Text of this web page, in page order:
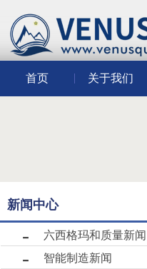
首页 关于我们
新闻中心
六西格玛和质量新闻
智能制造新闻